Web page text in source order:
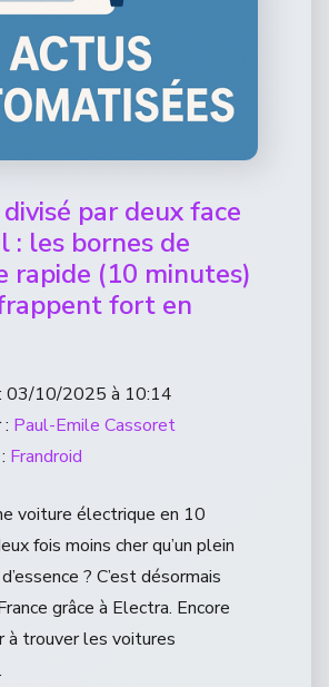
par deux face
: les bornes de
rapide (10 minutes)
fort en
03/10/2025 à 10:14
Paul-Emile Cassoret
Frandroid
voiture électrique en 10
fois moins cher qu’un plein
? C’est désormais
grâce à Electra. Encore
à trouver les voitures